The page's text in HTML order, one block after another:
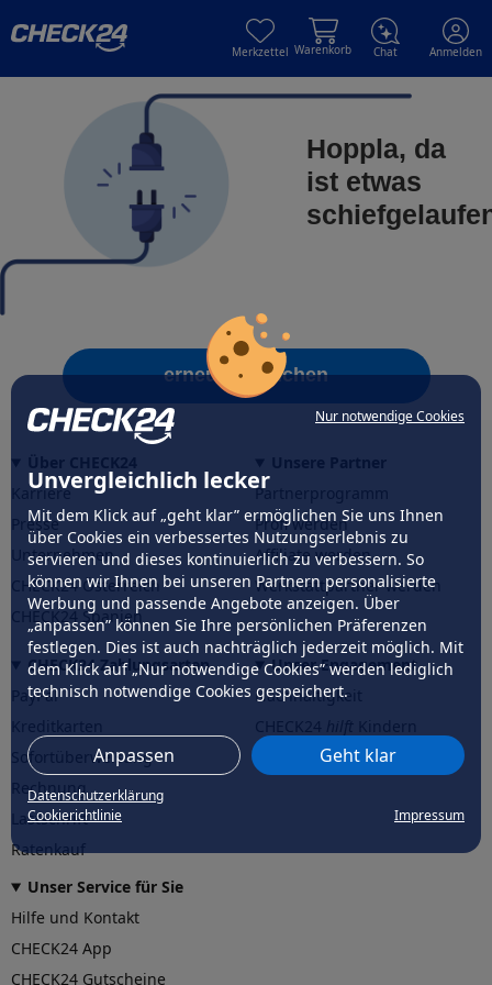
Nur notwendige Cookies
Unvergleichlich lecker
Mit dem Klick auf „geht klar” ermöglichen Sie uns Ihnen
über Cookies ein verbessertes Nutzungserlebnis zu
servieren und dieses kontinuierlich zu verbessern. So
können wir Ihnen bei unseren Partnern personalisierte
Werbung und passende Angebote anzeigen. Über
„anpassen” können Sie Ihre persönlichen Präferenzen
festlegen. Dies ist auch nachträglich jederzeit möglich. Mit
dem Klick auf „Nur notwendige Cookies” werden lediglich
technisch notwendige Cookies gespeichert.
Anpassen Geht klar
Datenschutzerklärung
Cookierichtlinie
Impressum
Merkzettel Warenkorb Chat Anmelden
Hoppla, da
ist etwas
erneut versuchen
Karriere
Presse
Unternehmen
CHECK24 Österreich
CHECK24 Spanien
Partnerprogramm
Profi werden
Affiliate werden
Werkstattpartner werden
CHECK24 Zahlungsarten
PayPal
Sofortüberweisung
Rechnung
Lastschrift
Ratenkauf
Unser Engagement
Nachhaltigkeit
CHECK24hilftder Natur
Unser Service für Sie
Hilfe und Kontakt
CHECK24 App
CHECK24 Gutscheine